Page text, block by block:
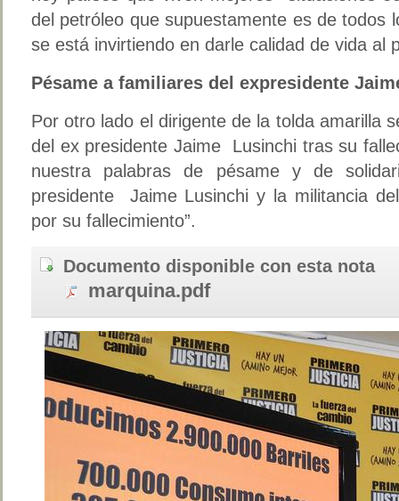
del petróleo que supuestamente es de todos
se está invirtiendo en darle calidad de vida al
Pésame a familiares del expresidente
Por otro lado el dirigente de la tolda amarilla
del ex presidente Jaime Lusinchi tras su
nuestra palabras de pésame y de
presidente Jaime Lusinchi y la militancia
por su fallecimiento”.
Documento disponible con esta nota
marquina.pdf